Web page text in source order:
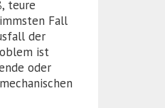
teure
Fall
der
ist
oder